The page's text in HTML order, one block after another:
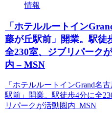
情報
「ホテルルートイン
藤が丘駅前」開業。駅徒
全230室、ジブリパーク
内 – MSN
「ホテルルートインGrand名
駅前」開業。駅徒歩4分に全
リパークが活動圏内 MSN